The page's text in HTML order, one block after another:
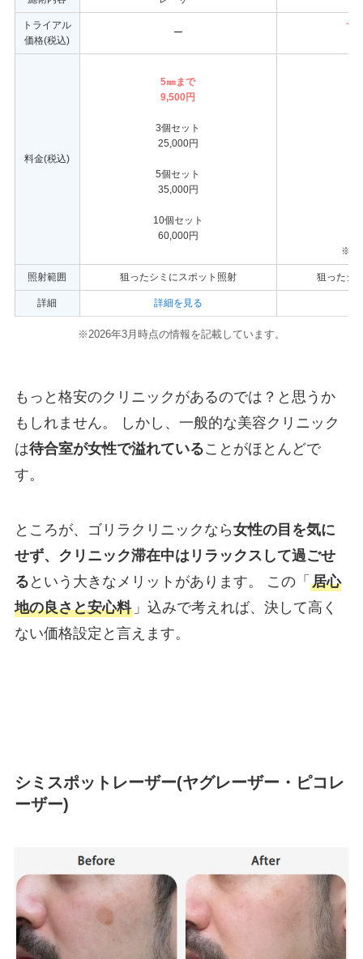
トライアル
価格(税込)
ー
サ
料金(税込)
5㎜まで
9,500円
3個セット
25,000円
5個セット
35,000円
10個セット
60,000円
※サ
照射範囲 狙ったシミにスポット照射 狙ったシ
詳細 詳細を見る
※2026年3月時点の情報を記載しています。
もっと格安のクリニックがあるのでは？と思うか
もしれません。 しかし、一般的な美容クリニック
は待合室が女性で溢れていることがほとんどで
す。
ところが、ゴリラクリニックなら女性の目を気に
せず、クリニック滞在中はリラックスして過ごせ
る という大きなメリットがあります。 この「 居心
地の良さと安心料」込みで考えれば、決して高く
ない価格設定と言えます。
シミスポットレーザー(ヤグレーザー・ピコレ
ーザー)